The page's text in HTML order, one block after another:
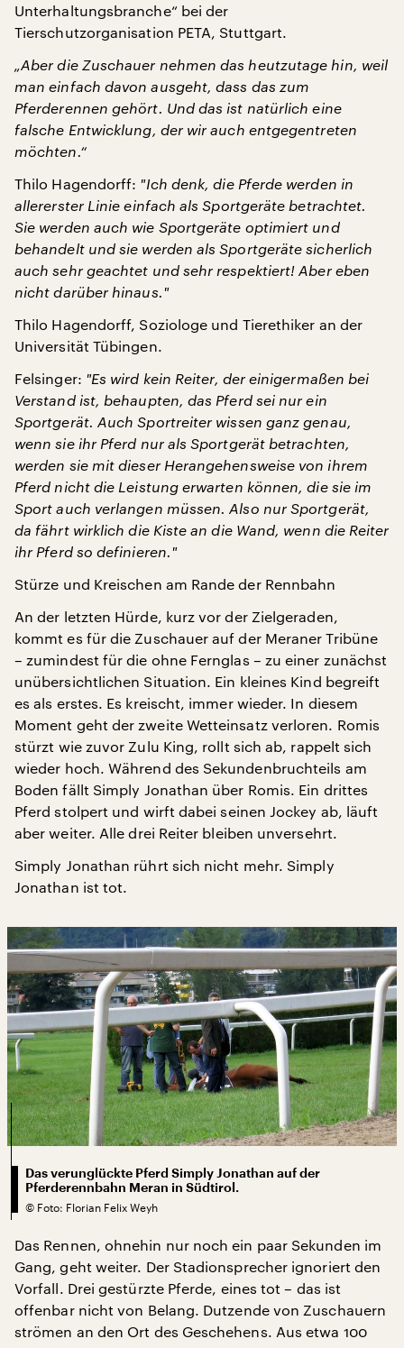
Unterhaltungsbranche“ bei der
Tierschutzorganisation PETA, Stuttgart.
„Aber die Zuschauer nehmen das heutzutage hin, weil
man einfach davon ausgeht, dass das zum
Pferderennen gehört. Und das ist natürlich eine
falsche Entwicklung, der wir auch entgegentreten
möchten.“
Thilo Hagendorff: "Ich denk, die Pferde werden in
allererster Linie einfach als Sportgeräte betrachtet.
Sie werden auch wie Sportgeräte optimiert und
behandelt und sie werden als Sportgeräte sicherlich
auch sehr geachtet und sehr respektiert! Aber eben
nicht darüber hinaus."
Thilo Hagendorff, Soziologe und Tierethiker an der
Universität Tübingen.
Felsinger: "Es wird kein Reiter, der einigermaßen bei
Verstand ist, behaupten, das Pferd sei nur ein
Sportgerät. Auch Sportreiter wissen ganz genau,
wenn sie ihr Pferd nur als Sportgerät betrachten,
werden sie mit dieser Herangehensweise von ihrem
Pferd nicht die Leistung erwarten können, die sie im
Sport auch verlangen müssen. Also nur Sportgerät,
da fährt wirklich die Kiste an die Wand, wenn die Reiter
ihr Pferd so definieren."
Stürze und Kreischen am Rande der Rennbahn
An der letzten Hürde, kurz vor der Zielgeraden,
kommt es für die Zuschauer auf der Meraner Tribüne
– zumindest für die ohne Fernglas – zu einer zunächst
unübersichtlichen Situation. Ein kleines Kind begreift
es als erstes. Es kreischt, immer wieder. In diesem
Moment geht der zweite Wetteinsatz verloren. Romis
stürzt wie zuvor Zulu King, rollt sich ab, rappelt sich
wieder hoch. Während des Sekundenbruchteils am
Boden fällt Simply Jonathan über Romis. Ein drittes
Pferd stolpert und wirft dabei seinen Jockey ab, läuft
aber weiter. Alle drei Reiter bleiben unversehrt.
Simply Jonathan rührt sich nicht mehr. Simply
Jonathan ist tot.
Das verunglückte Pferd Simply Jonathan auf der
Pferderennbahn Meran in Südtirol.
© Foto: Florian Felix Weyh
Das Rennen, ohnehin nur noch ein paar Sekunden im
Gang, geht weiter. Der Stadionsprecher ignoriert den
Vorfall. Drei gestürzte Pferde, eines tot – das ist
offenbar nicht von Belang. Dutzende von Zuschauern
strömen an den Ort des Geschehens. Aus etwa 100